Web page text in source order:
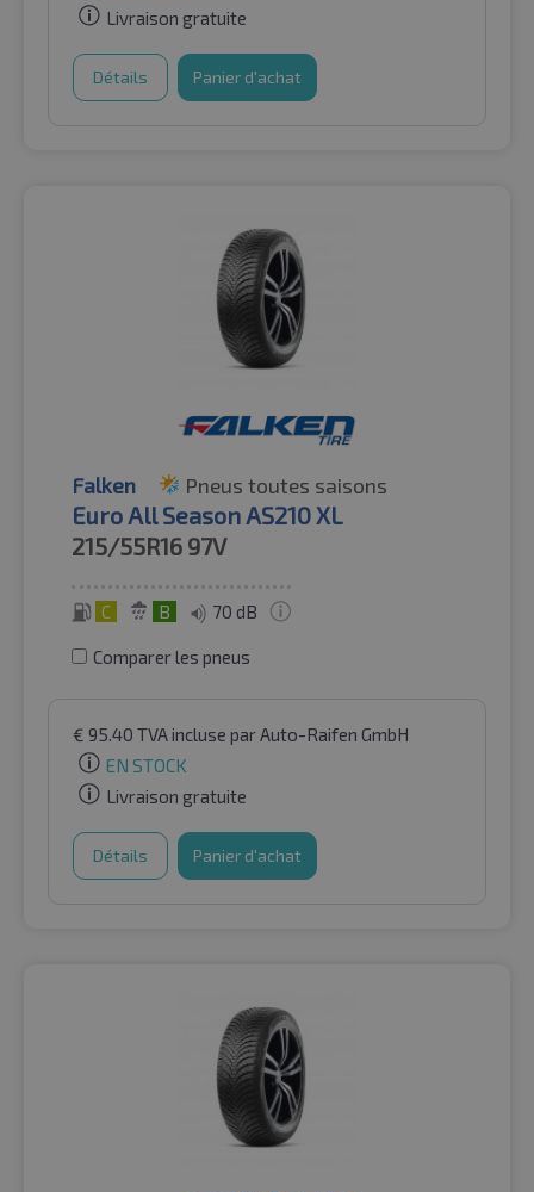
Livraison gratuite
Détails Panier d'achat
Falken Pneus toutes saisons
Euro All Season AS210 XL
215/55R16 97V
C B 70 dB
Comparer les pneus
€ 95.40 TVA incluse par Auto-Raifen GmbH
EN STOCK
Livraison gratuite
Détails Panier d'achat